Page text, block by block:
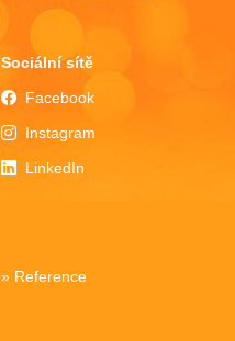
Sociální sítě
Facebook
Instagram
LinkedIn
Reference